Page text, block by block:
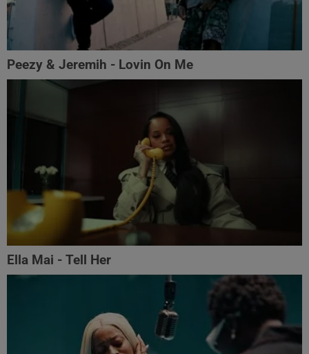
Peezy & Jeremih - Lovin On Me
Ella Mai - Tell Her